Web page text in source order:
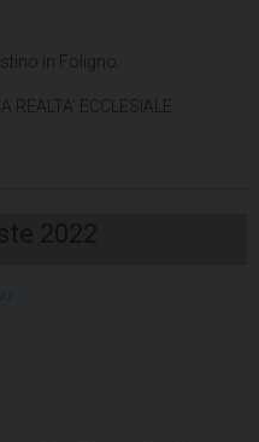
in Foligno.
ECCLESIALE